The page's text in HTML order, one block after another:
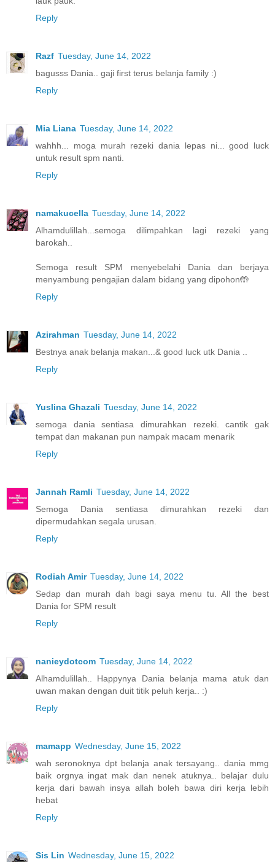
Reply
Razf Tuesday, June 14, 2022
bagusss Dania.. gaji first terus belanja family :)
Reply
Mia Liana Tuesday, June 14, 2022
wahhh... moga murah rezeki dania lepas ni... good luck
untuk result spm nanti.
Reply
namakucella Tuesday, June 14, 2022
Alhamdulillah...semoga dilimpahkan lagi rezeki yang
barokah..
Semoga result SPM menyebelahi Dania dan berjaya
menyambung pengajian dalam bidang yang dipohon🤲
Reply
Azirahman Tuesday, June 14, 2022
Bestnya anak belanja makan...& good luck utk Dania ..
Reply
Yuslina Ghazali Tuesday, June 14, 2022
semoga dania sentiasa dimurahkan rezeki. cantik gak
tempat dan makanan pun nampak macam menarik
Reply
Jannah Ramli Tuesday, June 14, 2022
Semoga Dania sentiasa dimurahkan rezeki dan
dipermudahkan segala urusan.
Reply
Rodiah Amir Tuesday, June 14, 2022
Sedap dan murah dah bagi saya menu tu. All the best
Dania for SPM result
Reply
nanieydotcom Tuesday, June 14, 2022
Alhamdulillah.. Happynya Dania belanja mama atuk dan
uwan makan dengan duit titik peluh kerja.. :)
Reply
mamapp Wednesday, June 15, 2022
wah seronoknya dpt belanja anak tersayang.. dania mmg
baik orgnya ingat mak dan nenek atuknya.. belajar dulu
kerja dari bawah insya allah boleh bawa diri kerja lebih
hebat
Reply
Sis Lin Wednesday, June 15, 2022